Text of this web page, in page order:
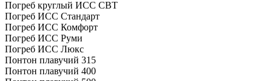
Погреб круглый ИСС СВТ
Погреб ИСС Стандарт
Погреб ИСС Комфорт
Погреб ИСС Руми
Погреб ИСС Люкс
Понтон плавучий 315
Понтон плавучий 400